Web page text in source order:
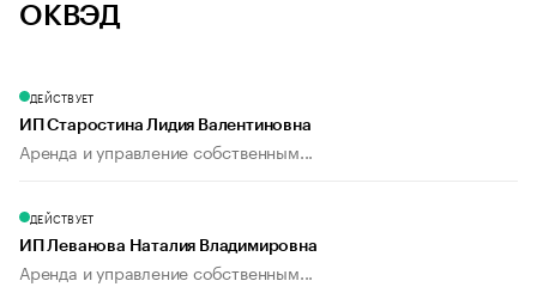
ОКВЭД
ДЕЙСТВУЕТ
ИП Старостина Лидия Валентиновна
Аренда и управление собственным...
ДЕЙСТВУЕТ
ИП Леванова Наталия Владимировна
Аренда и управление собственным...